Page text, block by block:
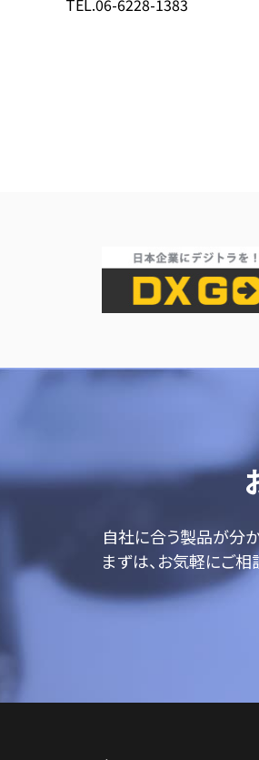
TEL.06-6228-1383
自社に合う製品が分
まずは、お気軽にご相